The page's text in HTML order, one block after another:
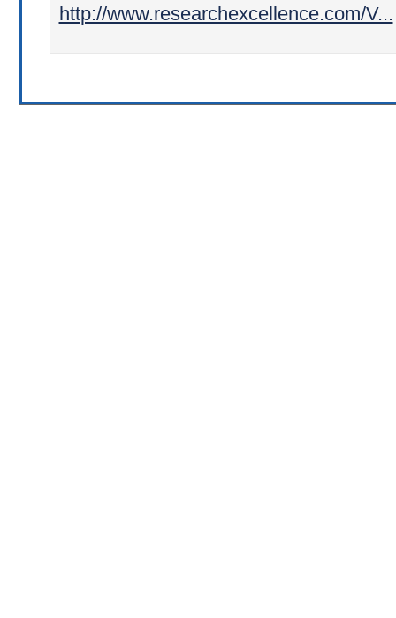
http://www.researchexcellence.com/V...